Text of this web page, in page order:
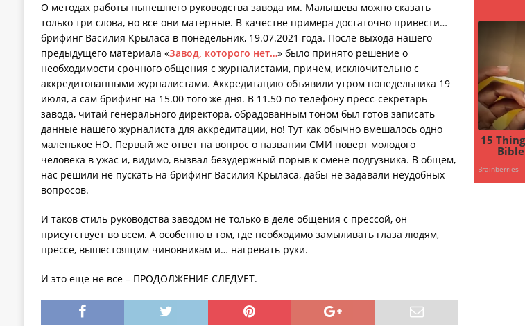
О методах работы нынешнего руководства завода им. Малышева можно сказать
только три слова, но все они матерные. В качестве примера достаточно привести…
брифинг Василия Крыласа в понедельник, 19.07.2021 года. После выхода нашего
предыдущего материала «Завод, которого нет…» было принято решение о
необходимости срочного общения с журналистами, причем, исключительно с
аккредитованными журналистами. Аккредитацию объявили утром понедельника 19
июля, а сам брифинг на 15.00 того же дня. В 11.50 по телефону пресс-секретарь
завода, читай генерального директора, обрадованным тоном был готов записать
данные нашего журналиста для аккредитации, но! Тут как обычно вмешалось одно
маленькое НО. Первый же ответ на вопрос о названии СМИ поверг молодого
человека в ужас и, видимо, вызвал безудержный порыв к смене подгузника. В общем,
нас решили не пускать на брифинг Василия Крыласа, дабы не задавали неудобных
вопросов.
И таков стиль руководства заводом не только в деле общения с прессой, он
присутствует во всем. А особенно в том, где необходимо замыливать глаза людям,
прессе, вышестоящим чиновникам и… нагревать руки.
И это еще не все – ПРОДОЛЖЕНИЕ СЛЕДУЕТ.